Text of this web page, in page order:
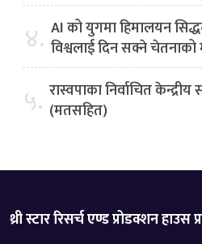
४. AI को युगमा हिमालयन
विश्वलाई दिन सक्ने चेतनाको
५. रास्वपाका निर्वाचित
(मतसहित)
थ्री स्टार रिसर्च एण्ड प्रोडक्शन हाउस